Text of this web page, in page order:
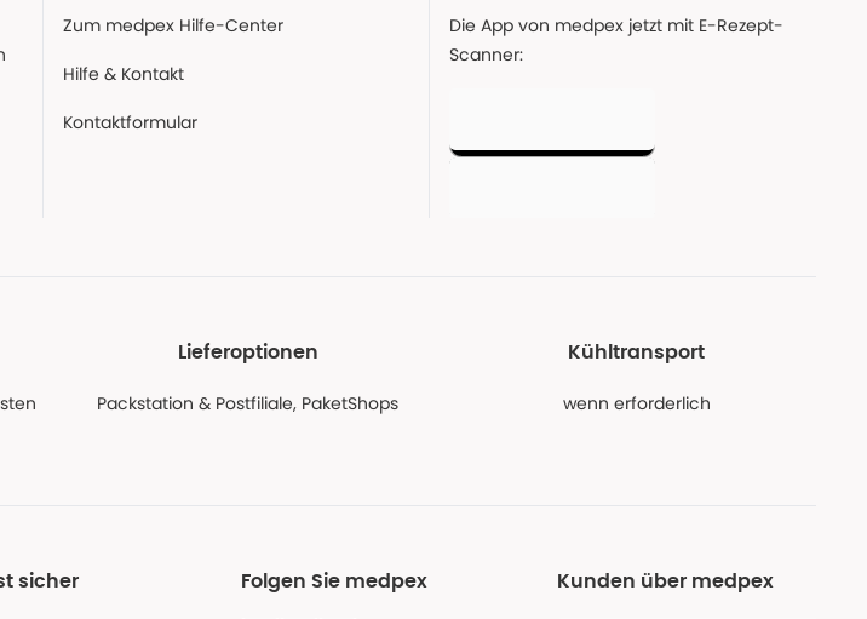
Zum medpex Hilfe-Center
Hilfe & Kontakt
Kontaktformular
Die App von medpex jetzt mit E-Rezept-
Scanner:
Lieferoptionen
Packstation & Postfiliale, PaketShops
Kühltransport
wenn erforderlich
sicher Folgen Sie medpex Kunden über medpex